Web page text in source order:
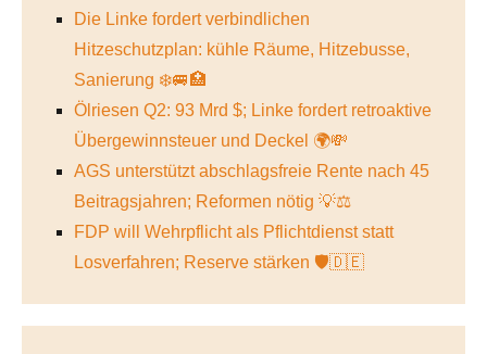
Die Linke fordert verbindlichen
Hitzeschutzplan: kühle Räume, Hitzebusse,
Sanierung ❄️🚐🏥
Ölriesen Q2: 93 Mrd $; Linke fordert retroaktive
Übergewinnsteuer und Deckel 🌍💸
AGS unterstützt abschlagsfreie Rente nach 45
Beitragsjahren; Reformen nötig 💡⚖️
FDP will Wehrpflicht als Pflichtdienst statt
Losverfahren; Reserve stärken 🛡️🇩🇪